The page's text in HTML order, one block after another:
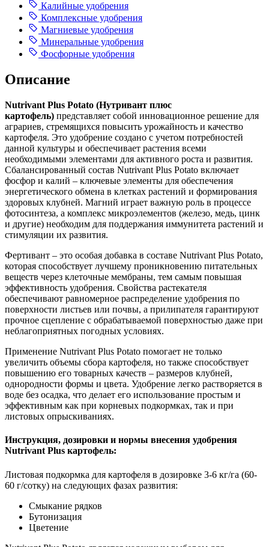
Калийные удобрения
Комплексные удобрения
Магниевые удобрения
Минеральные удобрения
Фосфорные удобрения
Описание
Nutrivant Plus Potato (Нутривант плюс
картофель) представляет собой инновационное решение для
аграриев, стремящихся повысить урожайность и качество
картофеля. Это удобрение создано с учетом потребностей
данной культуры и обеспечивает растения всеми
необходимыми элементами для активного роста и развития.
Сбалансированный состав Nutrivant Plus Potato включает
фосфор и калий – ключевые элементы для обеспечения
энергетического обмена в клетках растений и формирования
здоровых клубней. Магний играет важную роль в процессе
фотосинтеза, а комплекс микроэлементов (железо, медь, цинк
и другие) необходим для поддержания иммунитета растений и
стимуляции их развития.
Фертивант – это особая добавка в составе Nutrivant Plus Potato,
которая способствует лучшему проникновению питательных
веществ через клеточные мембраны, тем самым повышая
эффективность удобрения. Свойства растекателя
обеспечивают равномерное распределение удобрения по
поверхности листьев или почвы, а прилипателя гарантируют
прочное сцепление с обрабатываемой поверхностью даже при
неблагоприятных погодных условиях.
Применение Nutrivant Plus Potato помогает не только
увеличить объемы сбора картофеля, но также способствует
повышению его товарных качеств – размеров клубней,
однородности формы и цвета. Удобрение легко растворяется в
воде без осадка, что делает его использование простым и
эффективным как при корневых подкормках, так и при
листовых опрыскиваниях.
Инструкция, дозировки и нормы внесения удобрения
Nutrivant Plus картофель:
Листовая подкормка для картофеля в дозировке 3-6 кг/гa (60-
60 г/сотку) на следующих фазах развития:
Смыкание рядков
Бутонизация
Цветение